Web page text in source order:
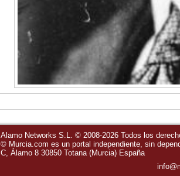
Alamo Networks S.L. © 2008-2026 Todos los
© Murcia.com es un portal independiente, sin
C, Álamo 8 30850 Totana (Murcia) España